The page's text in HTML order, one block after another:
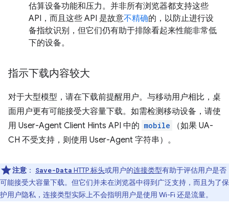
估算设备功能和压力。并非所有浏览器都支持这些
API，而且这些 API 是故意不精确的，以防止进行设
备指纹识别，但它们仍有助于排除看起来性能非常低
下的设备。
指示下载内容较大
对于大型模型，请在下载前提醒用户。与移动用户相比，桌
面用户更有可能接受大容量下载。如需检测移动设备，请使
用 User-Agent Client Hints API 中的 mobile
（如果 UA-
CH 不受支持，则使用 User-Agent 字符串）。
注意 ： Save-Data HTTP 标头或用户的连接类型有助于评估用户是否
可能接受大容量下载。但它们并未在浏览器中得到广泛支持，而且为了保
护用户隐私，连接类型实际上不会指明用户是使用 Wi-Fi 还是流量。